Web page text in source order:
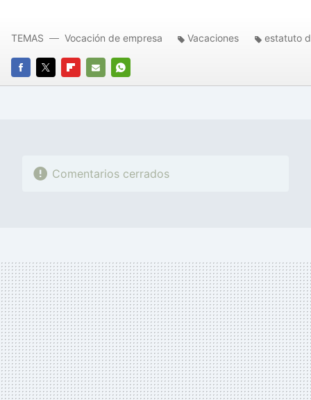
FACEBOOK
TWITTERFLIPBOARD
E-
WHATSAPP
TEMAS Vocación de empresa Vacaciones estatuto
Comentarios cerrados